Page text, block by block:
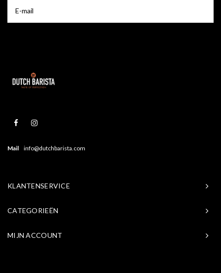
Mail info@dutchbarista.com
KLANTENSERVICE
CATEGORIEËN
MIJN ACCOUNT